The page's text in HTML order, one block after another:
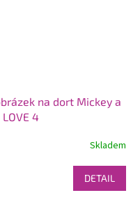
na dort Mickey a
4
Skladem
DETAIL